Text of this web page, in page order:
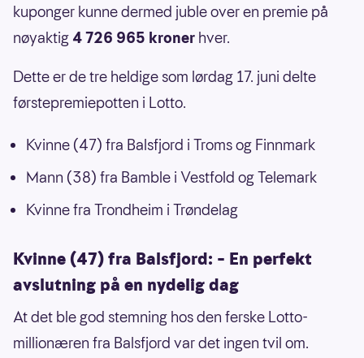
kuponger kunne dermed juble over en premie på
nøyaktig 4 726 965 kroner hver.
Dette er de tre heldige som lørdag 17. juni delte
førstepremiepotten i Lotto.
Kvinne (47) fra Balsfjord i Troms og Finnmark
Mann (38) fra Bamble i Vestfold og Telemark
Kvinne fra Trondheim i Trøndelag
Kvinne (47) fra Balsfjord: – En perfekt
avslutning på en nydelig dag
At det ble god stemning hos den ferske Lotto-
millionæren fra Balsfjord var det ingen tvil om.